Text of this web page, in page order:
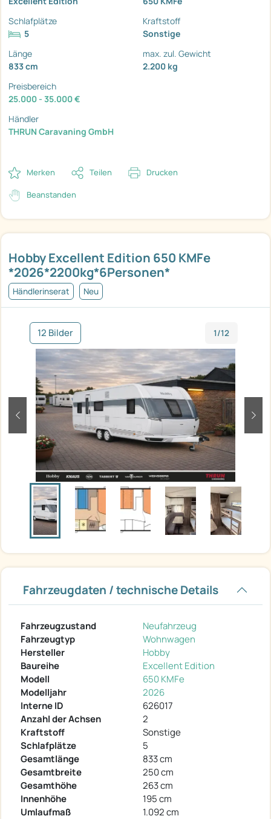
Hobby Excellent Edition 650 KMFe
*2026*2200kg*6Personen*
Händlerinserat Neu
12 Bilder 1/12
zurück
Fahrzeugdaten / technische Details
Fahrzeugzustand
Neufahrzeug
Fahrzeugtyp
Wohnwagen
Hersteller
Hobby
Baureihe
Excellent Edition
Modell
650 KMFe
Modelljahr
2026
Interne ID
626017
Anzahl der Achsen
2
Kraftstoff
Sonstige
Schlafplätze
5
Gesamtlänge
833 cm
Gesamtbreite
250 cm
Gesamthöhe
263 cm
Innenhöhe
195 cm
Umlaufmaß
1.092 cm
Schlafplätze
5
Kraftstoff
Sonstige
Länge
833 cm
max. zul. Gewicht
2.200 kg
Preisbereich
25.000 - 35.000 €
Händler
THRUN Caravaning GmbH
Merken Teilen Drucken
Beanstanden